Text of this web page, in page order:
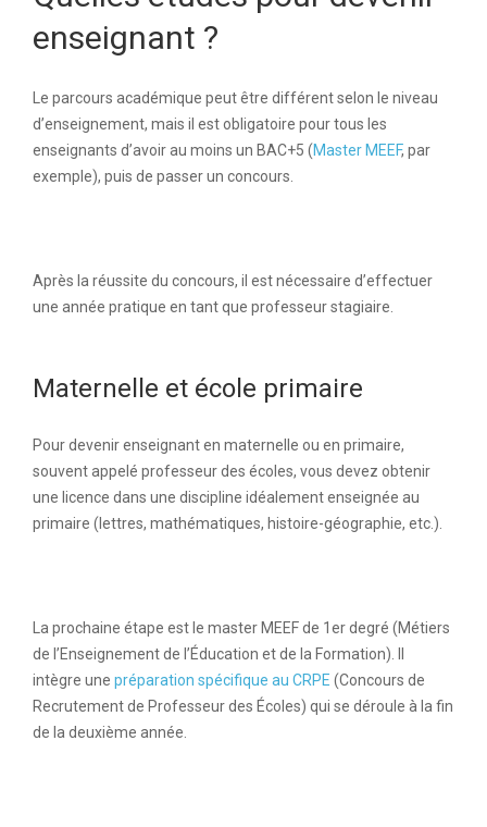
enseignant ?
Le parcours académique peut être différent selon le niveau
d’enseignement, mais il est obligatoire pour tous les
enseignants d’avoir au moins un BAC+5 (Master MEEF, par
exemple), puis de passer un concours.
Après la réussite du concours, il est nécessaire d’effectuer
une année pratique en tant que professeur stagiaire.
Maternelle et école primaire
Pour devenir enseignant en maternelle ou en primaire,
souvent appelé professeur des écoles, vous devez obtenir
une licence dans une discipline idéalement enseignée au
primaire (lettres, mathématiques, histoire-géographie, etc.).
La prochaine étape est le master MEEF de 1er degré (Métiers
de l’Enseignement de l’Éducation et de la Formation). Il
intègre une préparation spécifique au CRPE (Concours de
Recrutement de Professeur des Écoles) qui se déroule à la fin
de la deuxième année.